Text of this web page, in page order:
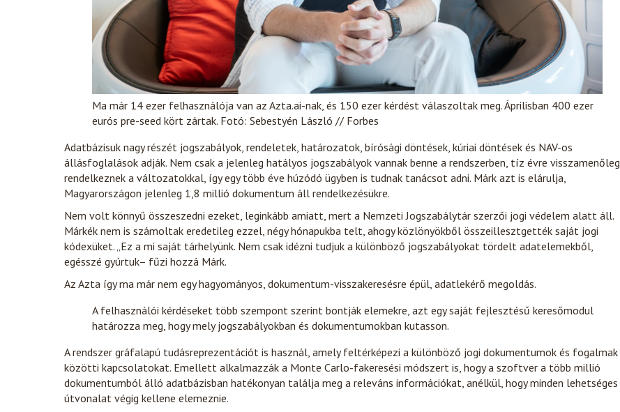
Ma már 14 ezer felhasználója van az Azta.ai-nak, és 150 ezer kérdést válaszoltak meg. Áprilisban 400 ezer
eurós pre-seed kört zártak. Fotó: Sebestyén László // Forbes
Adatbázisuk nagy részét jogszabályok, rendeletek, határozatok, bírósági döntések, kúriai döntések és NAV-os
állásfoglalások adják. Nem csak a jelenleg hatályos jogszabályok vannak benne a rendszerben, tíz évre visszamenőleg
rendelkeznek a változatokkal, így egy több éve húzódó ügyben is tudnak tanácsot adni. Márk azt is elárulja,
Magyarországon jelenleg 1,8 millió dokumentum áll rendelkezésükre.
Nem volt könnyű összeszedni ezeket, leginkább amiatt, mert a Nemzeti Jogszabálytár szerzői jogi védelem alatt áll.
Márkék nem is számoltak eredetileg ezzel, négy hónapukba telt, ahogy közlönyökből összeillesztgették saját jogi
kódexüket. „Ez a mi saját tárhelyünk. Nem csak idézni tudjuk a különböző jogszabályokat tördelt adatelemekből,
egésszé gyúrtuk– fűzi hozzá Márk.
Az Azta így ma már nem egy hagyományos, dokumentum-visszakeresésre épül, adatlekérő megoldás.
A felhasználói kérdéseket több szempont szerint bontják elemekre, azt egy saját fejlesztésű keresőmodul
határozza meg, hogy mely jogszabályokban és dokumentumokban kutasson.
A rendszer gráfalapú tudásreprezentációt is használ, amely feltérképezi a különböző jogi dokumentumok és fogalmak
közötti kapcsolatokat. Emellett alkalmazzák a Monte Carlo-fakeresési módszert is, hogy a szoftver a több millió
dokumentumból álló adatbázisban hatékonyan találja meg a releváns információkat, anélkül, hogy minden lehetséges
útvonalat végig kellene elemeznie.